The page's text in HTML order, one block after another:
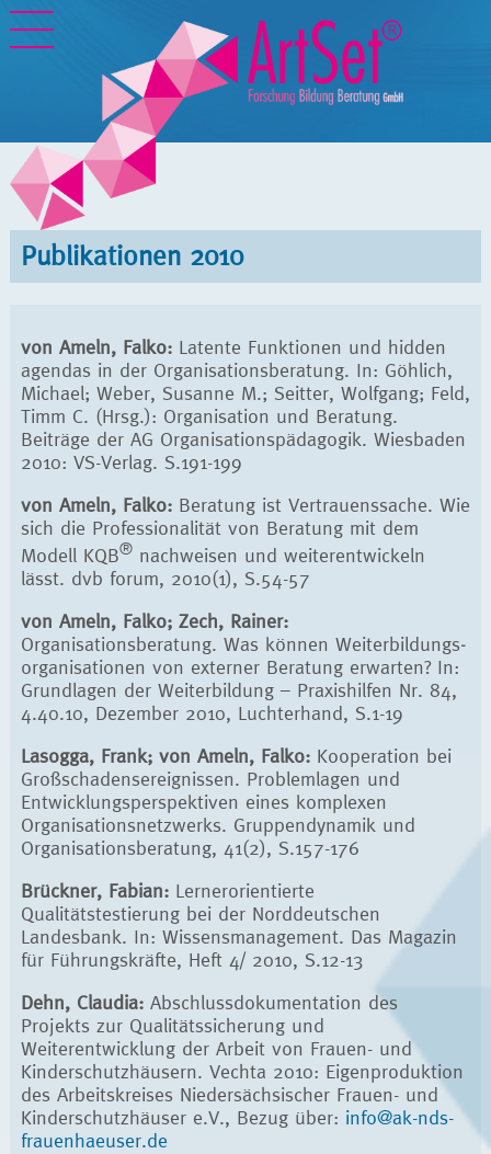
Publikationen 2010
von Ameln, Falko:Latente Funktionen und hidden
agendas in der Organisationsberatung. In: Göhlich,
Michael; Weber, Susanne M.; Seitter, Wolfgang; Feld,
Timm C. (Hrsg.): Organisation und Beratung.
Beiträge der AG Organisationspädagogik. Wiesbaden
2010: VS-Verlag. S.191-199
von Ameln, Falko:Beratung ist Vertrauenssache. Wie
sich die Professionalität von Beratung mit dem
Modell KQB®nachweisen und weiterentwickeln
lässt. dvb forum, 2010(1), S.54-57
von Ameln, Falko; Zech, Rainer:
Organisationsberatung. Was können Weiterbildungs­
organisationen von externer Beratung erwarten? In:
Grundlagen der Weiter­bildung – Praxishilfen Nr. 84,
4.40.10, Dezember 2010, Luchterhand, S.1-19
Lasogga, Frank; von Ameln, Falko:Kooperation bei
Großschadensereignissen. Problemlagen und
Entwicklungsperspektiven eines komplexen
Organisationsnetzwerks. Gruppendynamik und
Organisationsberatung, 41(2), S.157-176
Brückner, Fabian:Lernerorientierte
Qualitätstestierung bei der Norddeutschen
Landesbank. In: Wissensmanagement. Das Magazin
für Führungskräfte, Heft 4/ 2010, S.12-13
Dehn, Claudia: Abschlussdokumentation des
Projekts zur Qualitätssicherung und
Weiterentwicklung der Arbeit von Frauen- und
Kinderschutzhäusern. Vechta 2010: Eigenproduktion
des Arbeitskreises Niedersächsischer Frauen- und
Kinderschutzhäuser e.V., Bezug über: info@ak-nds-
frauenhaeuser.de